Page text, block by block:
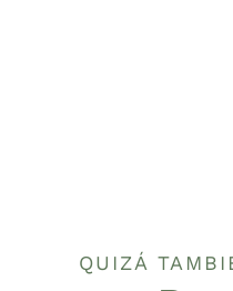
QUIZÁ